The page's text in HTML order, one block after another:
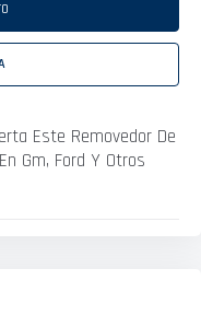
Este Removedor De
Gm, Ford Y Otros